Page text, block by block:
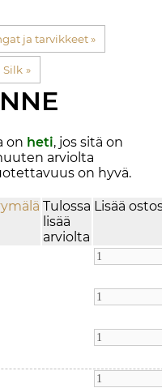
ja tarvikkeet ‪»
Silk ‪»
on heti, jos sitä on
arviolta
on hyvä.
Tulossa
lisää
arviolta
Lisää